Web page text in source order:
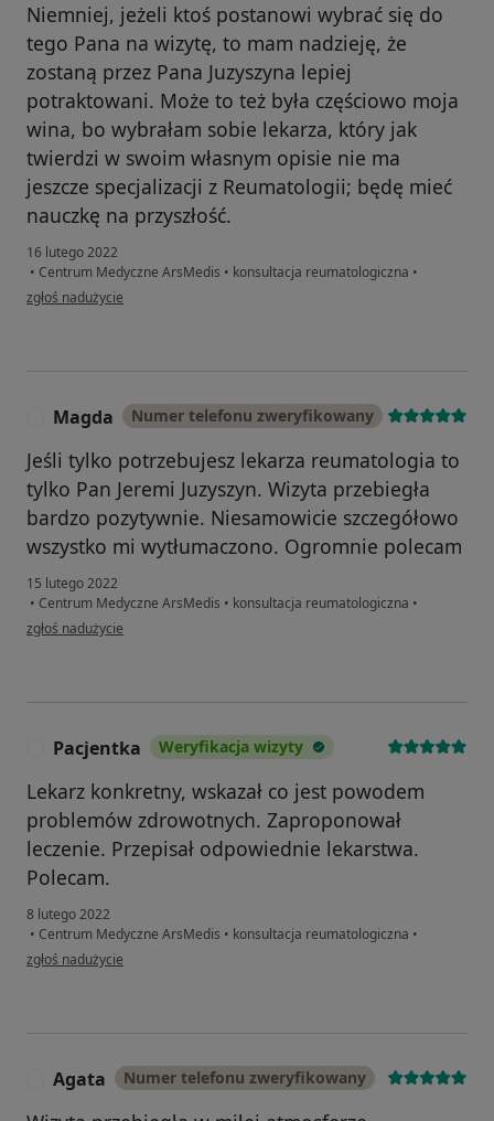
Niemniej, jeżeli ktoś postanowi wybrać się do
tego Pana na wizytę, to mam nadzieję, że
zostaną przez Pana Juzyszyna lepiej
potraktowani. Może to też była częściowo moja
wina, bo wybrałam sobie lekarza, który jak
twierdzi w swoim własnym opisie nie ma
jeszcze specjalizacji z Reumatologii; będę mieć
nauczkę na przyszłość.
16 lutego 2022
• Centrum Medyczne ArsMedis • konsultacja reumatologiczna •
w opinii użytkownika Monika
zgłoś nadużycie
Magda Numer telefonu zweryfikowany
Jeśli tylko potrzebujesz lekarza reumatologia to
tylko Pan Jeremi Juzyszyn. Wizyta przebiegła
bardzo pozytywnie. Niesamowicie szczegółowo
wszystko mi wytłumaczono. Ogromnie polecam
15 lutego 2022
• Centrum Medyczne ArsMedis • konsultacja reumatologiczna •
w opinii użytkownika Magda
zgłoś nadużycie
Pacjentka Weryfikacja wizyty
Lekarz konkretny, wskazał co jest powodem
problemów zdrowotnych. Zaproponował
leczenie. Przepisał odpowiednie lekarstwa.
Polecam.
8 lutego 2022
• Centrum Medyczne ArsMedis • konsultacja reumatologiczna •
w opinii użytkownika Pacjentka
zgłoś nadużycie
Agata Numer telefonu zweryfikowany